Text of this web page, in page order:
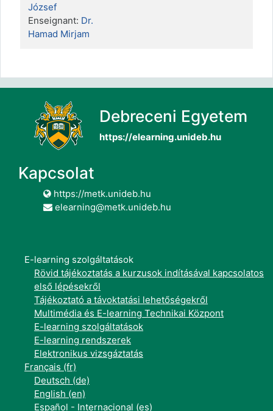
József
Enseignant: Dr.
Hamad Mirjam
Debreceni Egyetem
https://elearning.unideb.hu
Kapcsolat
https://metk.unideb.hu
elearning@metk.unideb.hu
E-learning szolgáltatások
Rövid tájékoztatás a kurzusok indításával kapcsolatos
első lépésekről
Tájékoztató a távoktatási lehetőségekről
Multimédia és E-learning Technikai Központ
E-learning szolgáltatások
E-learning rendszerek
Elektronikus vizsgáztatás
Français ‎(fr)‎
Deutsch ‎(de)‎
English ‎(en)‎
Español - Internacional ‎(es)‎